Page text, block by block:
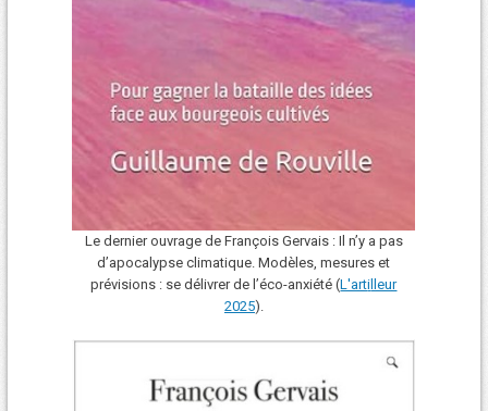
Le dernier ouvrage de François Gervais : Il n’y a pas
d’apocalypse climatique. Modèles, mesures et
prévisions : se délivrer de l’éco-anxiété (L'arti lleur
2025).